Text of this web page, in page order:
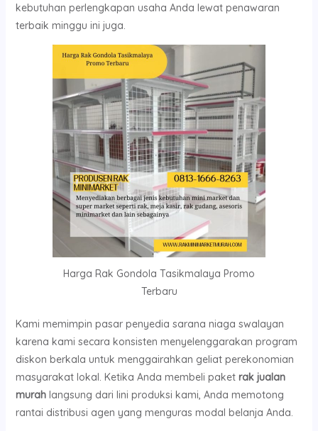
kebutuhan perlengkapan usaha Anda lewat penawaran
terbaik minggu ini juga.
Harga Rak Gondola Tasikmalaya Promo
Terbaru
Kami memimpin pasar penyedia sarana niaga swalayan
karena kami secara konsisten menyelenggarakan program
diskon berkala untuk menggairahkan geliat perekonomian
masyarakat lokal. Ketika Anda membeli paket rak jualan
murahlangsung dari lini produksi kami, Anda memotong
rantai distribusi agen yang menguras modal belanja Anda.